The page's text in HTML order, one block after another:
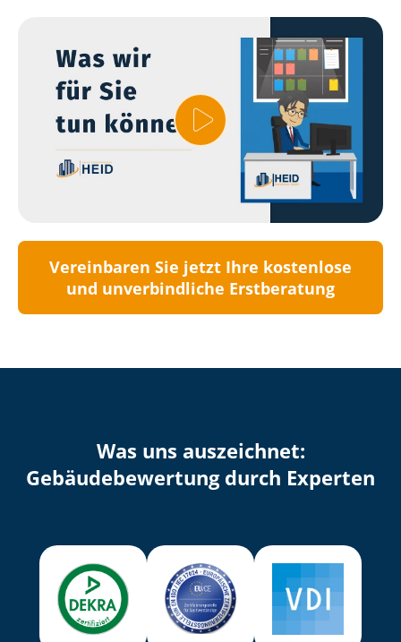
Vereinbaren Sie jetzt Ihre kostenlose
und unverbindliche Erstberatung
Was uns auszeichnet:
Ge­bäu­de­be­wer­tung durch Experten